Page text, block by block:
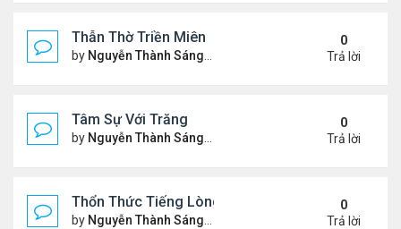
Thẫn Thờ Triền Miên
by Nguyễn Thành Sáng Thứ 2 Tháng 12 04, 2023 1:28
0
Trả lời
Tâm Sự Với Trăng
by Nguyễn Thành Sáng Thứ 5 Tháng 11 23, 2023 6:37
0
Trả lời
Thổn Thức Tiếng Lòng
by Nguyễn Thành Sáng Chủ nhật Tháng 11 19, 2023
0
Trả lời